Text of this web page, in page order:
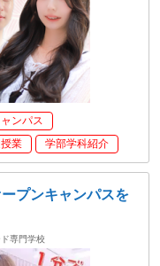
ンパス
業 学部学科紹介
プンキャンパスを
専門学校